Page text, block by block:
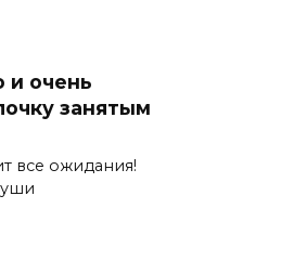
и очень
занятым
все ожидания!